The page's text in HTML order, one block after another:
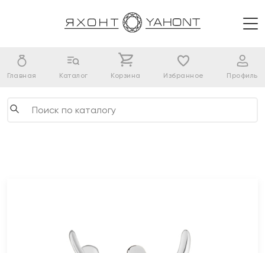
Главная Каталог Корзина Избранное Профиль